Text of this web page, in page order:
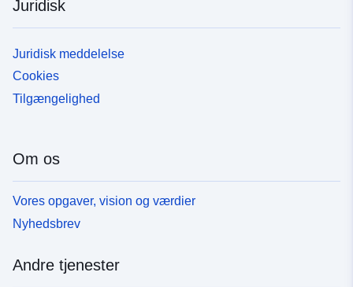
Juridisk
Juridisk meddelelse
Cookies
Tilgængelighed
Om os
Vores opgaver, vision og værdier
Nyhedsbrev
Andre tjenester